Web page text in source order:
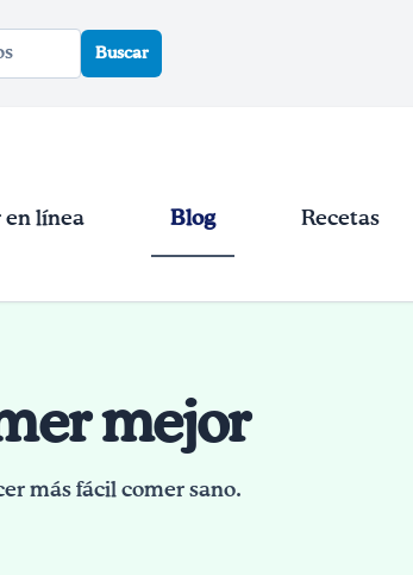
Buscar
línea Blog Recetas
mejor
más fácil comer sano.